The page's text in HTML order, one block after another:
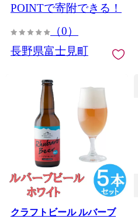
アート 美術 工芸品 】
POINTで寄附できる！
（0）
長野県富士見町
クラフトビール ルバーブ